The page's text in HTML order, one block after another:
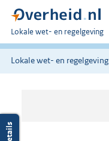
U
bent
hier:
Lokale wet- en regelgeving
Lokale wet- en regelgeving